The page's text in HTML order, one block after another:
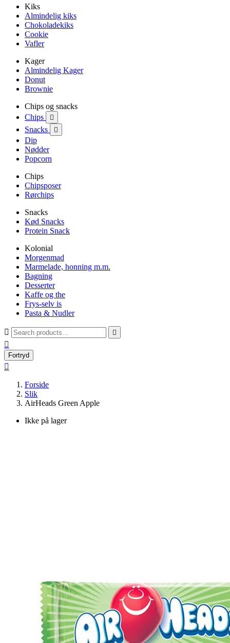
Kiks
Almindelig kiks
Chokoladekiks
Cookie
Vafler
Kager
Almindelig Kager
Donut
Brownie
Chips og snacks
Chips

Snacks 
Dip
Nødder
Popcorn
Chips
Chipsposer
Rørchips
Snacks
Kød Snacks
Protein Snack
Kolonial
Morgenmad
Marmelade, honning m.m.
Bagning
Desserter
Kaffe og the
Frys-selv is
Pasta & Nudler
 

Fortryd

Forside
Slik
AirHeads Green Apple
Ikke på lager